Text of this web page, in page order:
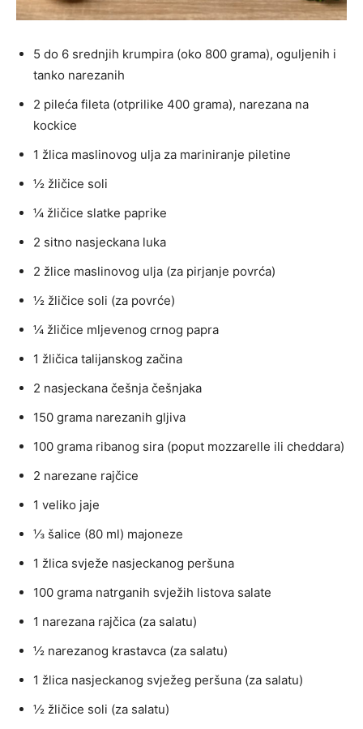
5 do 6 srednjih krumpira (oko 800 grama), oguljenih i
tanko narezanih
2 pileća fileta (otprilike 400 grama), narezana na
kockice
1 žlica maslinovog ulja za mariniranje piletine
½ žličice soli
¼ žličice slatke paprike
2 sitno nasjeckana luka
2 žlice maslinovog ulja (za pirjanje povrća)
½ žličice soli (za povrće)
¼ žličice mljevenog crnog papra
1 žličica talijanskog začina
2 nasjeckana češnja češnjaka
150 grama narezanih gljiva
100 grama ribanog sira (poput mozzarelle ili cheddara)
2 narezane rajčice
1 veliko jaje
⅓ šalice (80 ml) majoneze
1 žlica svježe nasjeckanog peršuna
100 grama natrganih svježih listova salate
1 narezana rajčica (za salatu)
½ narezanog krastavca (za salatu)
1 žlica nasjeckanog svježeg peršuna (za salatu)
½ žličice soli (za salatu)